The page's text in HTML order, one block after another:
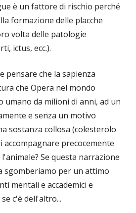
è un fattore di rischio perché
formazione delle placche
volta delle patologie
ictus, ecc.).
pensare che la sapienza
che Opera nel mondo
umano da milioni di anni, ad un
e senza un motivo
sostanza collosa (colesterolo
precocemente
Se questa narrazione
sgomberiamo per un attimo
mentali e accademici e
c'è dell'altro...